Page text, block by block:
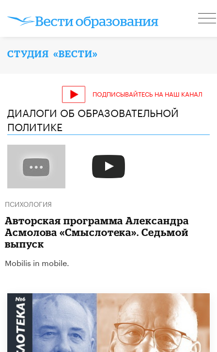
СТУДИЯ «ВЕСТИ»
ПОДПИСЫВАЙТЕСЬ НА НАШ КАНАЛ
ДИАЛОГИ ОБ ОБРАЗОВАТЕЛЬНОЙ
ПОЛИТИКЕ
ПСИХОЛОГИЯ
Авторская программа Александра
Асмолова «Смыслотека». Седьмой
выпуск
Mobilis in mobile.